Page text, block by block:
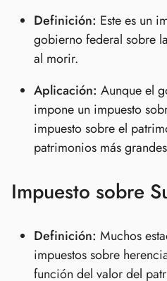
Definición: Este es un
gobierno federal sobre
al morir.
Aplicación: Aunque el
impone un impuesto
impuesto sobre el
patrimonios más
Impuesto sobre
Definición: Muchos
impuestos sobre
función del valor del